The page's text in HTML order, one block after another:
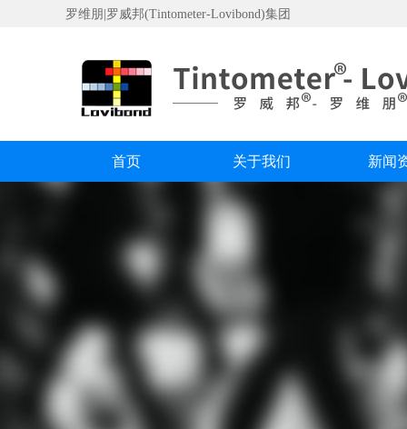
罗维朋|罗威邦(Tintometer-Lovibond)集团
首页 关于我们 新闻